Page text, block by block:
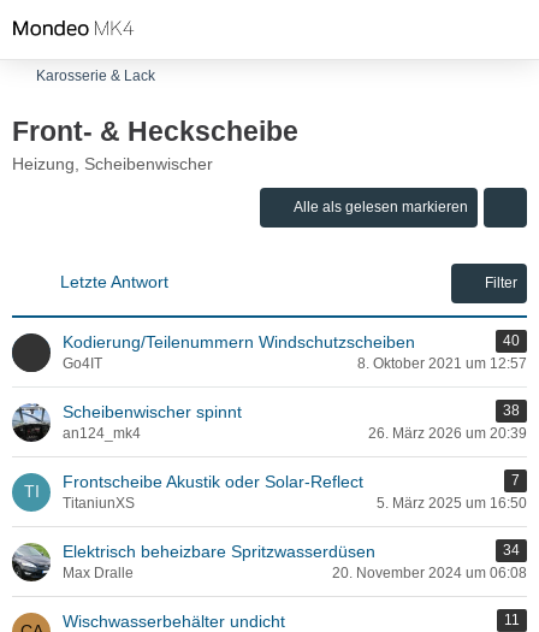
Karosserie & Lack
Front- & Heckscheibe
Heizung, Scheibenwischer
Alle als gelesen markieren
Letzte Antwort Filter
Kodierung/Teilenummern Windschutzscheiben
40
Go4IT
8. Oktober 2021 um 12:57
Scheibenwischer spinnt
38
an124_mk4
26. März 2026 um 20:39
Frontscheibe Akustik oder Solar-Reflect
7
TitaniunXS
5. März 2025 um 16:50
Elektrisch beheizbare Spritzwasserdüsen
34
Max Dralle
20. November 2024 um 06:08
Wischwasserbehälter undicht
11